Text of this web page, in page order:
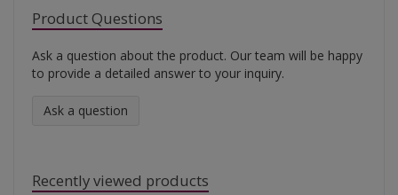
Product Questions
Ask a question about the product. Our team will be happy
to provide a detailed answer to your inquiry.
Ask a question
Recently viewed products